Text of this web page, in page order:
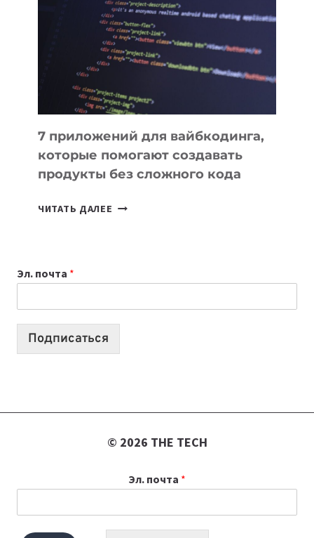
ИНСТРУМЕНТОВ
ДЛЯ
РАБОТЫ
7 приложений для вайбкодинга,
которые помогают создавать
продукты без сложного кода
ЧИТАТЬ ДАЛЕЕ
СОЗДАВАТЬ
ПРОДУКТЫ
Эл. почта *
Подписаться
© 2026 THE TECH
Эл. почта *